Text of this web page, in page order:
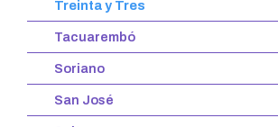
Treinta y Tres
Tacuarembó
Soriano
San José